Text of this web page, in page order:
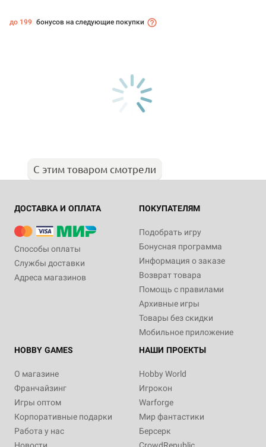
до 199 бонусов на следующие покупки
С этим товаром смотрели
ДОСТАВКА И ОПЛАТА
Способы оплаты
Службы доставки
Адреса магазинов
ПОКУПАТЕЛЯМ
Подобрать игру
Бонусная программа
Информация о заказе
Возврат товара
Помощь с правилами
Архивные игры
Товары без скидки
Мобильное приложение
HOBBY GAMES
О магазине
Франчайзинг
Игры оптом
Корпоративные подарки
Работа у нас
НАШИ ПРОЕКТЫ
Hobby World
Игрокон
Warforge
Мир фантастики
Берсерк